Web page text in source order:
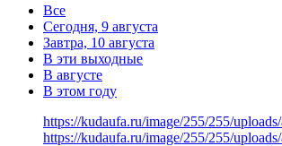
Все
Сегодня, 9 августа
Завтра, 10 августа
В эти выходные
В августе
В этом году
https://kudaufa.ru/image/255/255/
https://kudaufa.ru/image/255/255/